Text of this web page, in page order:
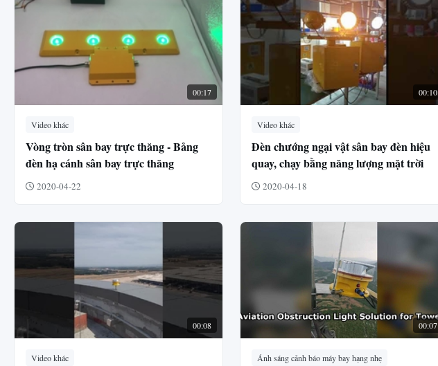
00:17
Video khác
Vòng tròn sân bay trực thăng - Bảng
đèn hạ cánh sân bay trực thăng
2020-04-22
00:10
Video khác
Đèn chướng ngại vật sân bay đèn hiệu
quay, chạy bằng năng lượng mặt trời
2020-04-18
00:08
Video khác
00:07
Ánh sáng cảnh báo máy bay hạng nhẹ